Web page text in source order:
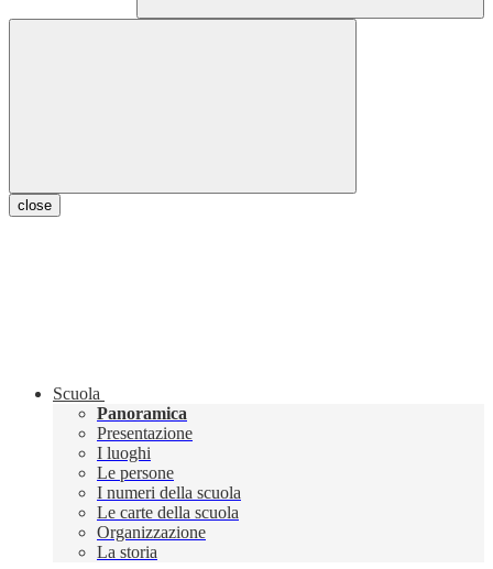
close
Scuola
Panoramica
Presentazione
I luoghi
Le persone
I numeri della scuola
Le carte della scuola
Organizzazione
La storia